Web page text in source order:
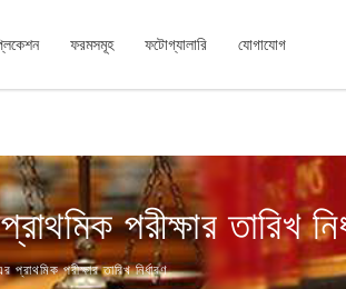
ফরমসমূহ ফটোগ্যালারি যোগাযোগ
পরীক্ষার তারিখ
পরীক্ষার তারিখ নির্ধারণ